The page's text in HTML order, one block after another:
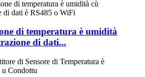
di temperatura è umidità
di dati...